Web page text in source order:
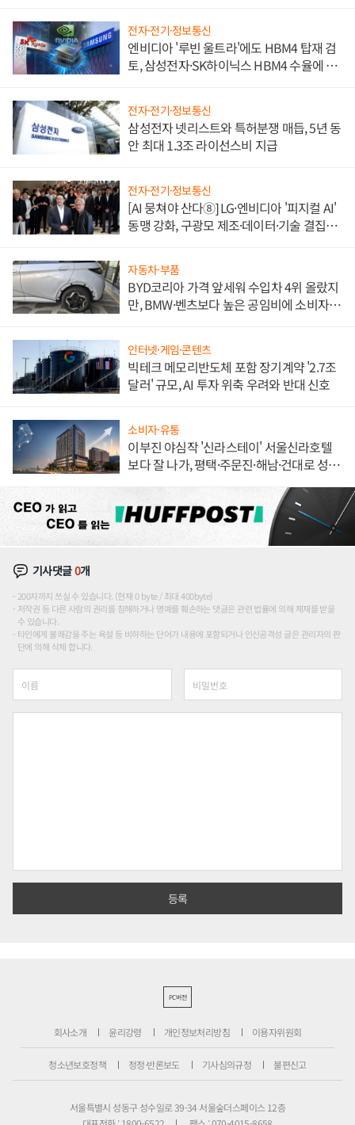
전자·전기·정보통신
엔비디아 '루빈 울트라'에도 HBM4 탑재 검
토, 삼성전자·SK하이닉스 HBM4 수율에 주
전자·전기·정보통신
삼성전자 넷리스트와 특허분쟁 매듭, 5년 동
안 최대 1.3조 라이선스비 지급
전자·전기·정보통신
[AI 뭉쳐야 산다⑧] LG·엔비디아 '피지컬 AI'
동맹 강화, 구광모 제조·데이터·기술 결집
자동차·부품
BYD코리아 가격 앞세워 수입차 4위 올랐지
만, BMW·벤츠보다 높은 공임비에 소비자
인터넷·게임·콘텐츠
빅테크 메모리반도체 포함 장기계약 '2.7조
달러' 규모, AI 투자 위축 우려와 반대 신호
소비자·유통
이부진 야심작 '신라스테이' 서울신라호텔
보다 잘 나가, 평택·주문진·해남·건대로 성
기사댓글0개
200자까지 쓰실 수 있습니다. (현재 0 byte / 최대 400byte)
저작권 등 다른 사람의 권리를 침해하거나 명예를 훼손하는 댓글은 관련 법률에 의해 제재를 받을
수 있습니다.
타인에게 불쾌감을 주는 욕설 등 비하하는 단어가 내용에 포함되거나 인신공격성 글은 관리자의 판
단에 의해 삭제 합니다.
PC버전
회사소개 윤리강령 개인정보처리방침 이용자위원회
청소년보호정책 정정·반론보도 기사심의규정 불편신고
서울특별시 성동구 성수일로 39-34 서울숲더스페이스 12층